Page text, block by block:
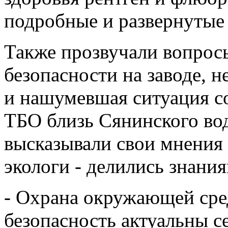
подробные и
Также прозвучали
безопасности на заводе,
и нашумевшая ситуация
ТБО близь Сянинского
высказывали свои
экологи - делились
- Охрана окружающей
безопасность актуальны